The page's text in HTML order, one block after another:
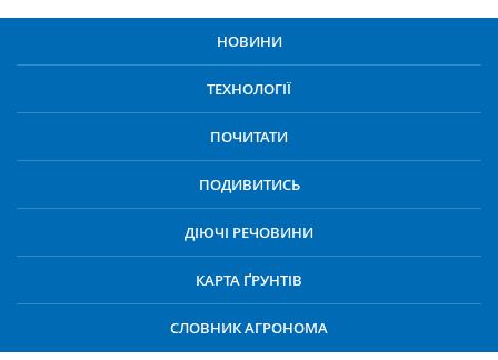
НОВИНИ
ТЕХНОЛОГІЇ
ПОЧИТАТИ
ПОДИВИТИСЬ
ДІЮЧІ РЕЧОВИНИ
КАРТА ҐРУНТІВ
СЛОВНИК АГРОНОМА